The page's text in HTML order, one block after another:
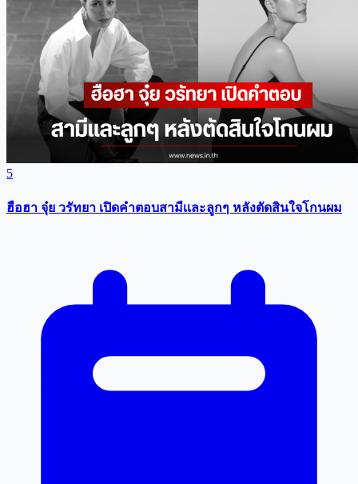
5
ฮือฮา จุ๋ย วรัทยา เปิดคำตอบสามีเเละลูกๆ หลังตัดสินใจโกนผม